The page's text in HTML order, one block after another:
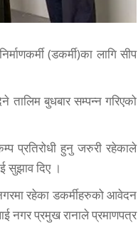
(डकर्मी)का लागि सीप
तालिम बुधबार सम्पन्न गरिएको
प्रतिरोधी हुनु जरुरी रहेकाले
सुझाव दिए ।
रहेका डकर्मीहरुको आवेदन
नगर प्रमुख रानाले प्रमाणपत्र